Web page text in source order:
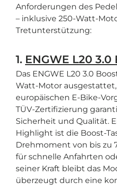
Anforderungen des
– inklusive 250-Watt-
Tretunterstützung:
1. ENGWE L20 3.0
Das ENGWE L20 3.0
Watt-Motor
europäischen E-Bike-
TÜV-Zertifizierung
Sicherheit und Qualität.
Highlight ist die Boost-
Drehmoment von bis zu
für schnelle Anfahrten
seiner Kraft bleibt das
überzeugt durch eine